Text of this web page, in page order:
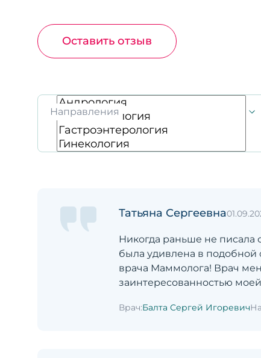
Оставить отзыв
Направления
Татьяна Сергеевна
Никогда раньше не писала
была удивлена в подобной
врача Маммолога! Врач
заинтересованностью
Врач:Балта Сергей Игоревич